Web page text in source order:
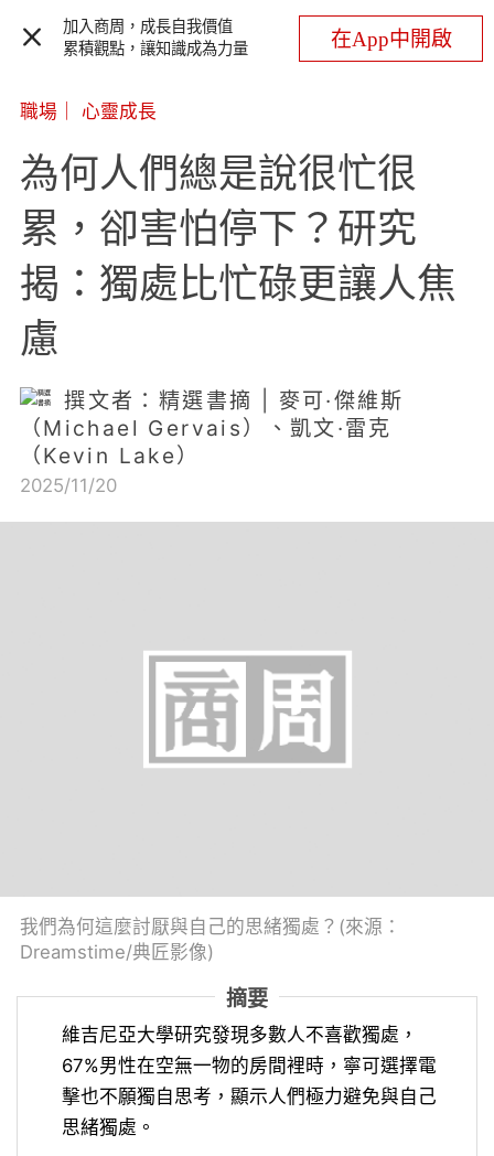
加入商周，成長自我價值
累積觀點，讓知識成為力量
在App中開啟
職場 心靈成長
為何人們總是說很忙很
累，卻害怕停下？研究
揭：獨處比忙碌更讓人焦
慮
撰文者：精選書摘 | 麥可·傑維斯
（Michael Gervais）、凱文·雷克
（Kevin Lake）
2025/11/20
我們為何這麼討厭與自己的思緒獨處？(來源：
Dreamstime/典匠影像)
摘要
維吉尼亞大學研究發現多數人不喜歡獨處，
67%男性在空無一物的房間裡時，寧可選擇電
擊也不願獨自思考，顯示人們極力避免與自己
思緒獨處。